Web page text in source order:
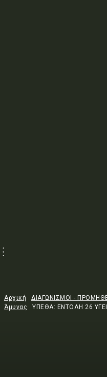
Αρχική ΔΙΑΓΩΝΙΣΜΟΙ -
Άμυνας
ΥΠΕΘΑ: ΕΝΤΟΛΗ 26